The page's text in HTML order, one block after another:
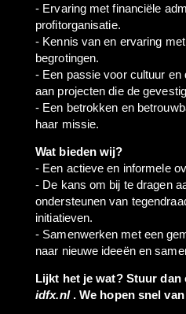
- Ervaring met financiële
profitorganisatie.
- Kennis van en ervaring
begrotingen.
- Een passie voor cultuur en
aan projecten die de
- Een betrokken en
haar missie.
Wat bieden wij?
- Een actieve en informele
- De kans om bij te dragen
ondersteunen van
initiatieven.
- Samenwerken met een
naar nieuwe ideeën en
Lijkt het je wat? Stuur dan
idfx.nl. We hopen snel